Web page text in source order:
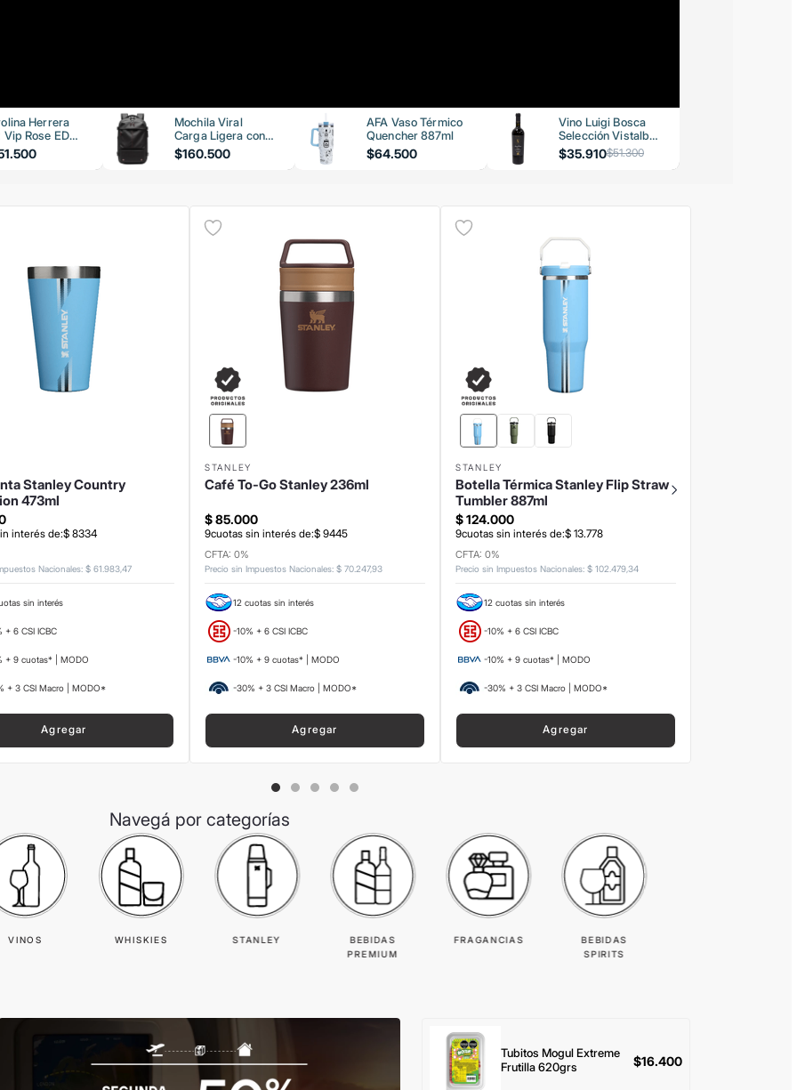
Herrera
Vip Rose EDP
Mochila Viral
Carga Ligera con
Bomba de Vacío
$160.500
AFA Vaso Térmico
Quencher 887ml
$64.500
Vino Luigi Bosca
Selección Vistalba
Malbec 750ml
$35.910$51.300
Stanley Country
473ml
interés de:$ 8334
Nacionales: $ 61 98347
sin interés
+ 6 CSI ICBC
+ 9 cuotas* | MODO
+ 3 CSI Macro | MODO*
Agregar
STANLEY
Café To-Go Stanley 236ml
$85.000
9cuotas sin interés de:$ 9445
CFTA: 0%
Precio sin Impuestos Nacionales: $ 70247,93
12 cuotas sin interés
-10% + 6 CSI ICBC
-10% + 9 cuotas* | MODO
-30% + 3 CSI Macro | MODO*
Agregar
STANLEY
Botella Térmica Stanley Flip Straw
Tumbler 887ml
$124.000
9cuotas sin interés de:$ 13.778
CFTA: 0%
Precio sin Impuestos Nacionales: $ 102 47934
12 cuotas sin interés
-10% + 6 CSI ICBC
-10% + 9 cuotas* | MODO
-30% + 3 CSI Macro | MODO*
Agregar
Navegá por categorías
VINOS WHISKIES STANLEY
BEBIDAS
PREMIUM
FRAGANCIAS
BEBIDAS
SPIRITS
Tubitos Mogul Extreme
Frutilla 620grs
$16.400